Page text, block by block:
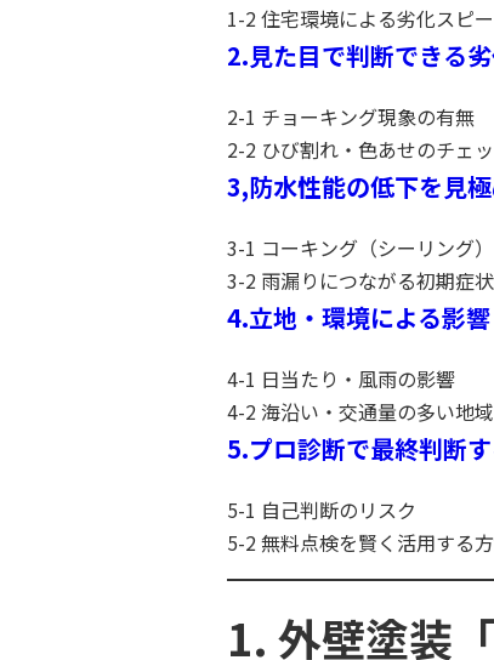
1-2 住宅環境による劣化スピ
2.見た目で判断できる
2-1 チョーキング現象の有無
2-2 ひび割れ・色あせのチェ
3,防水性能の低下を見
3-1 コーキング（シーリング
3-2 雨漏りにつながる初期症状
4.立地・環境による影響
4-1 日当たり・風雨の影響
4-2 海沿い・交通量の多い地
5.プロ診断で最終判断
5-1 自己判断のリスク
5-2 無料点検を賢く活用する
1. 外壁塗装